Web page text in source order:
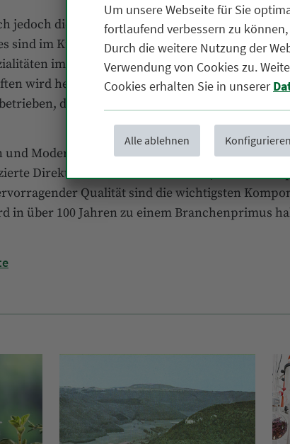
Um unsere Webseite für Sie
fortlaufend verbessern zu
Durch die weitere Nutzung der
Verwendung von Cookies zu.
Cookies erhalten Sie in unserer
Konfigurieren
Alle ablehnen
jedoch die Produktpalette des Hauses Sanct
sind im Kräuterhaus heute rund 800
im Programm. Auch deren Vertrieb geht
wird heute auch im Internet
der bereits Hunderttausende von
Moderne, das Know-how, die eigene
Direktvertrieb sowie innovative, frische und
Qualität sind die wichtigsten
in über 100 Jahren zu einem Branchenprimus